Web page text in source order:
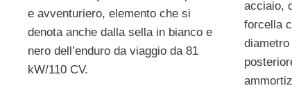
e avventuriero, elemento che si
denota anche dalla sella in bianco e
nero dell’enduro da viaggio da 81
kW/110 CV.
acciaio,
forcella
diametro